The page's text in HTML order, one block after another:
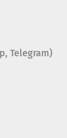
Telegram)